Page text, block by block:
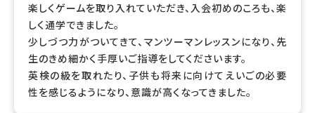
楽しくゲームを取り入れていただき、入会初めのころも、楽
しく通学できました。
少しづつ力がついてきて、マンツーマンレッスンになり、先
生のきめ細かく手厚いご指導をしてくださいます。
英検の級を取れたり、子供も将来に向けてえいごの必要
性を感じるようになり、意識が高くなってきました。